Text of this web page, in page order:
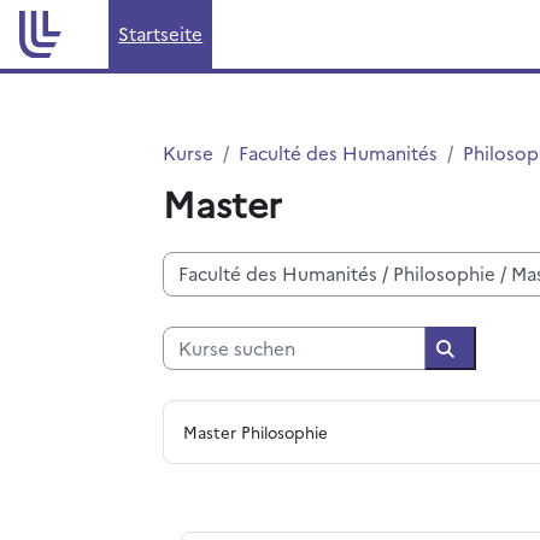
Zum Hauptinhalt
Startseite
Kurse Faculté des Humanités
Master
Kursbereiche
Kurse suchen
Kurse
Master Philosophie